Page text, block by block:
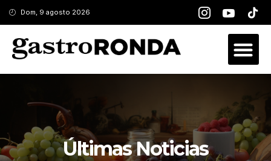
Dom, 9 agosto 2026
Últimas Noticias